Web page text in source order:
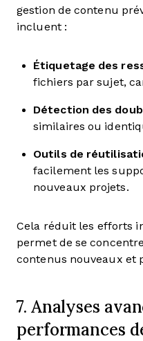
gestion de contenu
incluent :
Étiquetage des
fichiers par sujet,
Détection des
similaires ou
Outils de
facilement les
nouveaux projets.
Cela réduit les efforts
permet de se
contenus nouveaux et
7. Analyses
performances